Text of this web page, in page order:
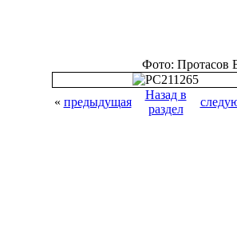
Фото: Протасов
« предыдущая
Назад в
раздел